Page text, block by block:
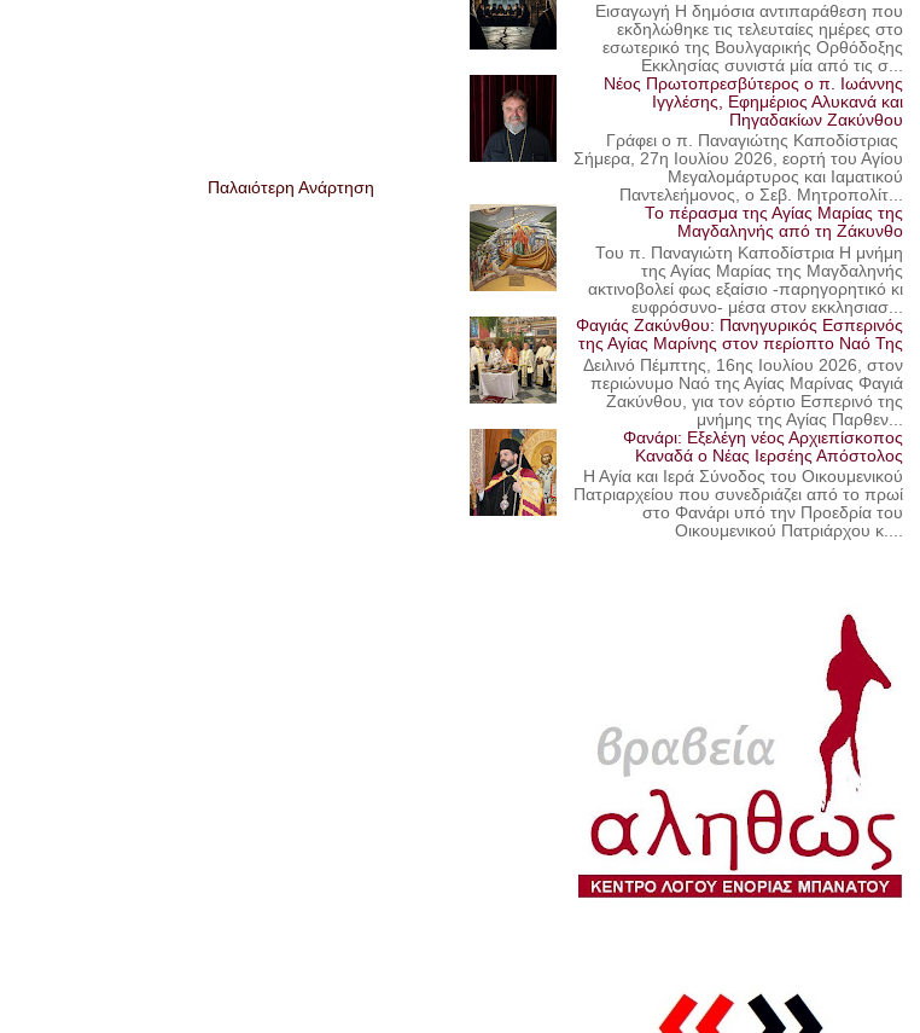
Παλαιότερη Ανάρτηση
Εισαγωγή Η δημόσια αντιπαράθεση που
εκδηλώθηκε τις τελευταίες ημέρες στο
εσωτερικό της Βουλγαρικής Ορθόδοξης
Εκκλησίας συνιστά μία από τις σ...
Νέος Πρωτοπρεσβύτερος ο π. Ιωάννης
Ιγγλέσης, Εφημέριος Αλυκανά και
Πηγαδακίων Ζακύνθου
Γράφει ο π. Παναγιώτης Καποδίστριας
Σήμερα, 27η Ιουλίου 2026, εορτή του Αγίου
Μεγαλομάρτυρος και Ιαματικού
Παντελεήμονος, ο Σεβ. Μητροπολίτ...
Το πέρασμα της Αγίας Μαρίας της
Μαγδαληνής από τη Ζάκυνθο
Του π. Παναγιώτη Καποδίστρια Η μνήμη
της Αγίας Μαρίας της Μαγδαληνής
ακτινοβολεί φως εξαίσιο -παρηγορητικό κι
ευφρόσυνο- μέσα στον εκκλησιασ...
Φαγιάς Ζακύνθου: Πανηγυρικός Εσπερινός
της Αγίας Μαρίνης στον περίοπτο Ναό Της
Δειλινό Πέμπτης, 16ης Ιουλίου 2026, στον
περιώνυμο Ναό της Αγίας Μαρίνας Φαγιά
Ζακύνθου, για τον εόρτιο Εσπερινό της
μνήμης της Αγίας Παρθεν...
Φανάρι: Εξελέγη νέος Αρχιεπίσκοπος
Καναδά ο Νέας Ιερσέης Απόστολος
Η Αγία και Ιερά Σύνοδος του Οικουμενικού
Πατριαρχείου που συνεδριάζει από το πρωί
στο Φανάρι υπό την Προεδρία του
Οικουμενικού Πατριάρχου κ....